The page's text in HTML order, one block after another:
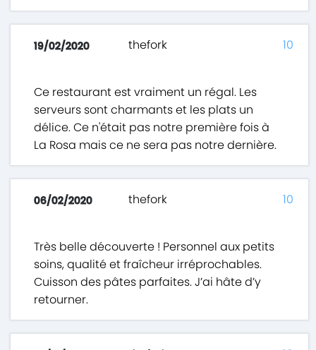
19/02/2020 thefork
Ce restaurant est vraiment un régal. Les
serveurs sont charmants et les plats un
délice. Ce n'était pas notre première fois à
La Rosa mais ce ne sera pas notre dernière.
10
06/02/2020 thefork
Très belle découverte ! Personnel aux petits
soins, qualité et fraîcheur irréprochables.
Cuisson des pâtes parfaites. J’ai hâte d’y
retourner.
10